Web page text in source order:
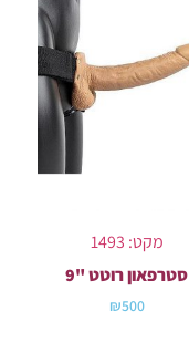
מקט: 1493
סטרפאון רוטט "9
₪500